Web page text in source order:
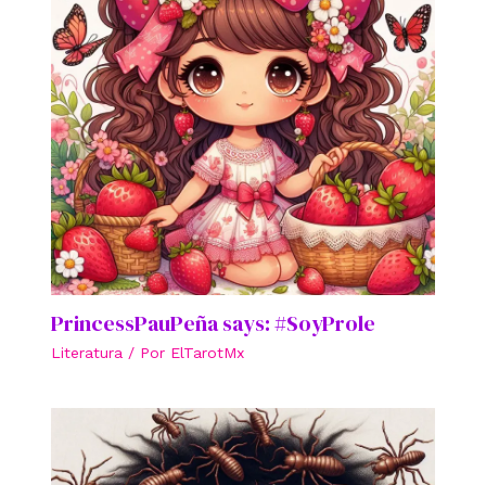
PrincessPauPeña says: #SoyProle
Literatura / Por ElTarotMx